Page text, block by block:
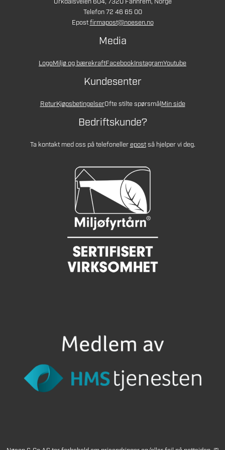
Telefon 72 46 65 00
Epostfirmapost@noesen.no
Media
LogoMiljø og bærekraftFacebookInstagramYoutube
Kundesenter
ReturKjøpsbetingelserOfte stilte spørsmålMin side
Bedriftskunde?
Ta kontakt med oss på telefonellerepostså hjelper vi deg.